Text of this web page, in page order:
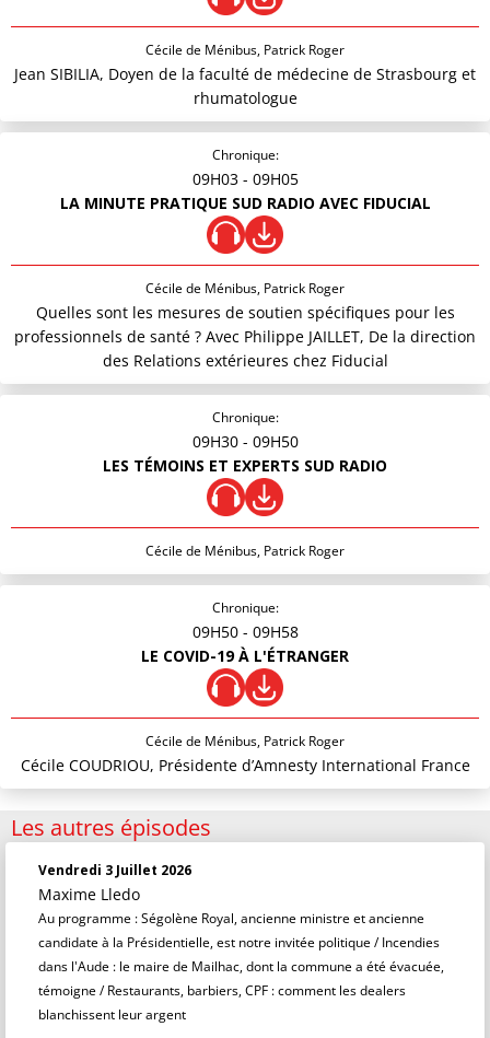
Cécile de Ménibus, Patrick Roger
Jean SIBILIA, Doyen de la faculté de médecine de Strasbourg et
rhumatologue
Chronique:
09H03 - 09H05
LA MINUTE PRATIQUE SUD RADIO AVEC FIDUCIAL
Cécile de Ménibus, Patrick Roger
Quelles sont les mesures de soutien spécifiques pour les
professionnels de santé ? Avec Philippe JAILLET, De la direction
des Relations extérieures chez Fiducial
Chronique:
09H30 - 09H50
LES TÉMOINS ET EXPERTS SUD RADIO
Cécile de Ménibus, Patrick Roger
Chronique:
09H50 - 09H58
LE COVID-19 À L'ÉTRANGER
Cécile de Ménibus, Patrick Roger
Cécile COUDRIOU, Présidente d’Amnesty International France
Les autres épisodes
Vendredi 3 Juillet 2026
Maxime Lledo
Au programme : Ségolène Royal, ancienne ministre et ancienne
candidate à la Présidentielle, est notre invitée politique / Incendies
dans l'Aude : le maire de Mailhac, dont la commune a été évacuée,
témoigne / Restaurants, barbiers, CPF : comment les dealers
blanchissent leur argent